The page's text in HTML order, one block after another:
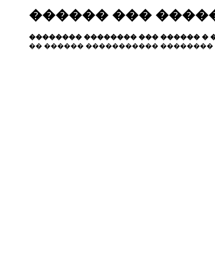
������ ���
�������� �������� ��� ������ �
�� ������ ����������� ��������